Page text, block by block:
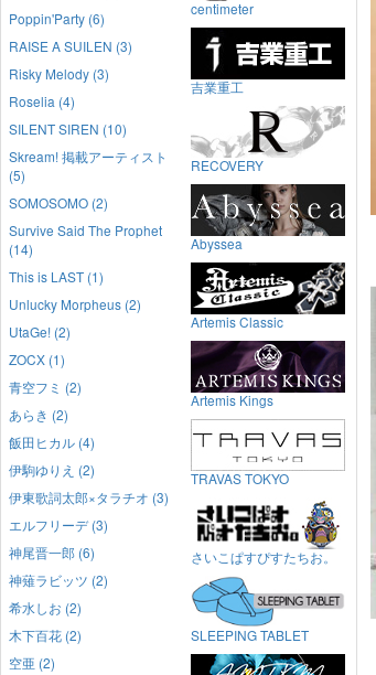
Poppin'Party (6)
RAISE A SUILEN (3)
Risky Melody (3)
Roselia (4)
SILENT SIREN (10)
Skream! 掲載アーティスト
(5)
SOMOSOMO (2)
Survive Said The Prophet
(14)
This is LAST (1)
Unlucky Morpheus (2)
UtaGe! (2)
ZOCX (1)
青空フミ (2)
あらき (2)
飯田ヒカル (4)
伊駒ゆりえ (2)
伊東歌詞太郎×タラチオ (3)
エルフリーデ (3)
神尾晋一郎 (6)
神薙ラビッツ (2)
希水しお (2)
木下百花 (2)
空亜 (2)
centimeter
吉業重工
RECOVERY
Abyssea
Artemis Classic
Artemis Kings
TRAVAS TOKYO
さいこぱすぴすたちお。
SLEEPING TABLET